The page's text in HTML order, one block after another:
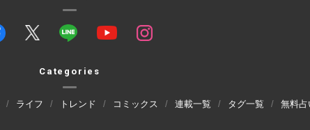
Categories
ライフ トレンド コミックス 連載一覧 タグ一覧 無料占